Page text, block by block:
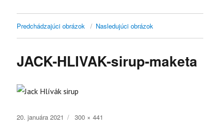
Predchádzajúci obrázok Nasledujúci obrázok
JACK-HLIVAK-sirup-maketa
Publikované
20. januára 2021
Plná
300 × 441